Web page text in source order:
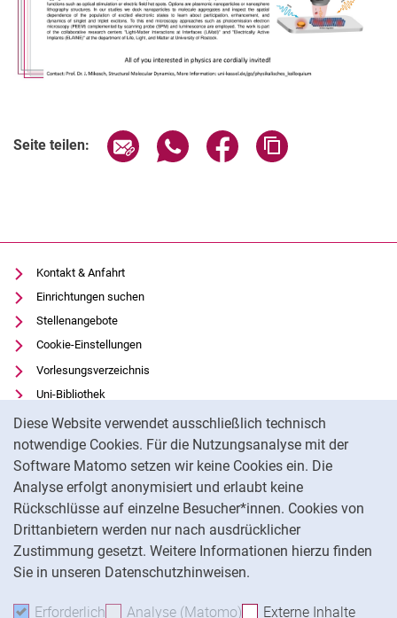
Diese Website verwendet ausschließlich technisch
notwendige Cookies. Für die Nutzungsanalyse mit der
Software Matomo setzen wir keine Cookies ein. Die
Analyse erfolgt anonymisiert und erlaubt keine
Rückschlüsse auf einzelne Besucher*innen. Cookies von
Drittanbietern werden nur nach ausdrücklicher
Zustimmung gesetzt. Weitere Informationen hierzu finden
Sie in unseren Datenschutzhinweisen.
Erforderlich Erforderliche Cookies akzeptieren
Analyse (Matomo) Analyse-Cookies
Externe Inhalte
Seite teilen: Seite über E-Mail teilen
Seite über WhatsApp teilen
Seite über Facebook
Kontakt & Anfahrt
Einrichtungen suchen
Stellenangebote
Cookie-Einstellungen
Vorlesungsverzeichnis
Uni-Bibliothek
Moodle
Panopto
Datenschutz
Barrierefreiheit
Transparenter KI-Einsatz